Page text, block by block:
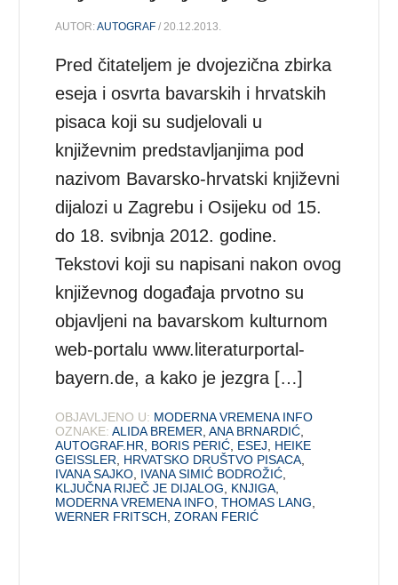
AUTOR:AUTOGRAF / 20.12.2013.
Pred čitateljem je dvojezična zbirka
eseja i osvrta bavarskih i hrvatskih
pisaca koji su sudjelovali u
književnim predstavljanjima pod
nazivom Bavarsko-hrvatski književni
dijalozi u Zagrebu i Osijeku od 15.
do 18. svibnja 2012. godine.
Tekstovi koji su napisani nakon ovog
književnog događaja prvotno su
objavljeni na bavarskom kulturnom
web-portalu www.literaturportal-
bayern.de, a kako je jezgra […]
OBJAVLJENO U: MODERNA VREMENA INFO
OZNAKE: ALIDA BREMER ,ANA BRNARDIĆ
AUTOGRAF.HR
BORIS PERIĆ ESEJ
HEIKE
GEISSLER
HRVATSKO DRUŠTVO PISACA
IVANA SAJKO IVANA SIMIĆ BODROŽIĆ
KLJUČNA RIJEČ JE DIJALOG
KNJIGA
MODERNA VREMENA INFO ,THOMAS LANG
WERNER FRITSCH ,ZORAN FERIĆ